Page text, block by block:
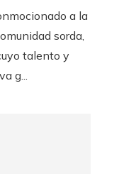
a la
sorda,
talento y
g...